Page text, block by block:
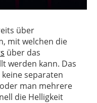
über
mit welchen die
über das
werden kann. Das
separaten
man mehrere
die Helligkeit